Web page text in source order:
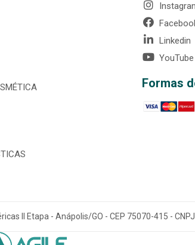
Linkedin
YouTube
Formas
II Etapa - Anápolis/GO - CEP 75070-415 -